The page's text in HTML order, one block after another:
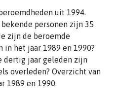
uit 1994.
personen zijn 35
zijn de beroemde
in het jaar 1989 en 1990?
dertig jaar geleden zijn
overleden? Overzicht van
1989 en 1990.